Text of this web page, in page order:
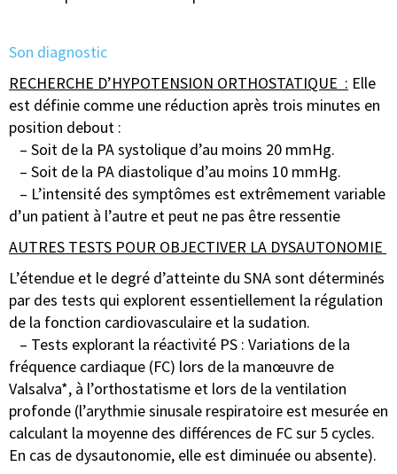
Son diagnostic
RECHERCHE D’HYPOTENSION ORTHOSTATIQUE : Elle
est définie comme une réduction après trois minutes en
position debout :
– Soit de la PA systolique d’au moins 20 mmHg.
– Soit de la PA diastolique d’au moins 10 mmHg.
– L’intensité des symptômes est extrêmement variable
d’un patient à l’autre et peut ne pas être ressentie
AUTRES TESTS POUR OBJECTIVER LA DYSAUTONOMIE
L’étendue et le degré d’atteinte du SNA sont déterminés
par des tests qui explorent essentiellement la régulation
de la fonction cardiovasculaire et la sudation.
– Tests explorant la réactivité PS : Variations de la
fréquence cardiaque (FC) lors de la manœuvre de
Valsalva*, à l’orthostatisme et lors de la ventilation
profonde (l’arythmie sinusale respiratoire est mesurée en
calculant la moyenne des différences de FC sur 5 cycles.
En cas de dysautonomie, elle est diminuée ou absente).